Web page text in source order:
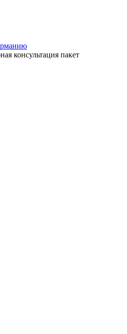
консультация пакет